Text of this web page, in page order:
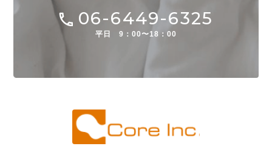
06-6449-6325
平日 9：00〜18：00